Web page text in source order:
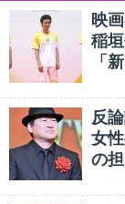
映
稲
「
反
女
の